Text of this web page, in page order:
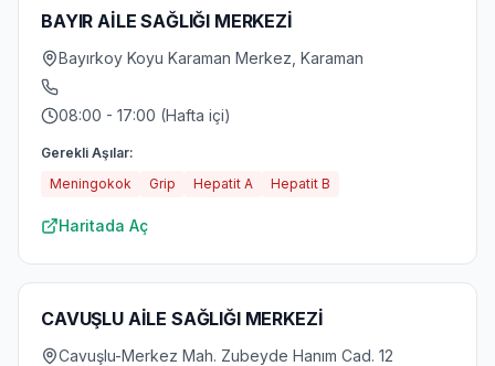
BAYIR AİLE SAĞLIĞI MERKEZİ
Bayırkoy Koyu Karaman Merkez, Karaman
08:00 - 17:00 (Hafta içi)
Gerekli Aşılar:
Meningokok
Grip Hepatit A Hepatit B
Haritada Aç
CAVUŞLU AİLE SAĞLIĞI MERKEZİ
Cavuşlu-Merkez Mah. Zubeyde Hanım Cad. 12